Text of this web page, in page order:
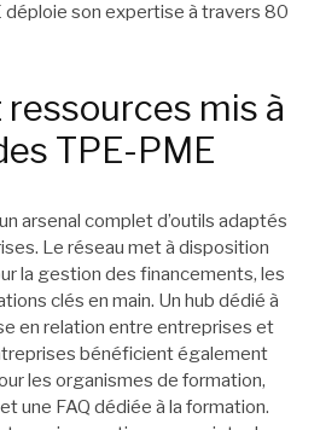
déploie son expertise à travers 80
mis à
TPE-PME
arsenal complet d’outils adaptés
Le réseau met à disposition
la gestion des financements, les
clés en main. Un hub dédié à
en relation entre entreprises et
bénéficient également
les organismes de formation,
une FAQ dédiée à la formation.